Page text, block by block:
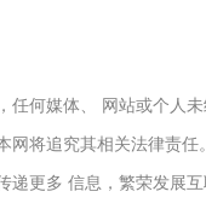
何媒体、 网站或个人
将追究其相关法律责任。
更多 信息，繁荣发展